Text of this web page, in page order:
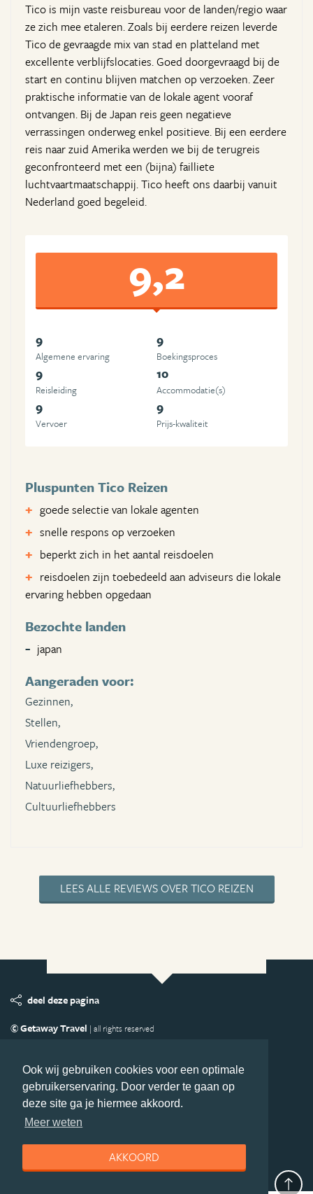
Ook wij gebruiken cookies voor een optimale
gebruikerservaring. Door verder te gaan op
deze site ga je hiermee akkoord.
Meer weten
AKKOORD
Tico is mijn vaste reisbureau voor de landen/regio waar
ze zich mee etaleren. Zoals bij eerdere reizen leverde
Tico de gevraagde mix van stad en platteland met
excellente verblijfslocaties. Goed doorgevraagd bij de
start en continu blijven matchen op verzoeken. Zeer
praktische informatie van de lokale agent vooraf
ontvangen. Bij de Japan reis geen negatieve
verrassingen onderweg enkel positieve. Bij een eerdere
reis naar zuid Amerika werden we bij de terugreis
geconfronteerd met een (bijna) failliete
luchtvaartmaatschappij. Tico heeft ons daarbij vanuit
Nederland goed begeleid.
9,2
9
Algemene ervaring
9
Boekingsproces
9
Reisleiding
10
Accommodatie(s)
9
Vervoer
9
Prijs-kwaliteit
Pluspunten Tico Reizen
goede selectie van lokale agenten
snelle respons op verzoeken
beperkt zich in het aantal reisdoelen
reisdoelen zijn toebedeeld aan adviseurs die lokale
ervaring hebben opgedaan
Bezochte landen
japan
Aangeraden voor:
Gezinnen,
Stellen,
Vriendengroep,
Luxe reizigers,
Natuurliefhebbers,
Cultuurliefhebbers
LEES ALLE REVIEWS OVER TICO REIZEN
deel deze pagina
© Getaway Travel | all rights reserved
Copyright
Privacy statement Disclaimer
Cookies
Volg Azie.nl
Nieuwsbrief
Facebook